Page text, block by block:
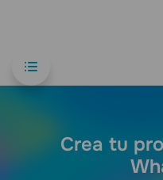
Crea tu